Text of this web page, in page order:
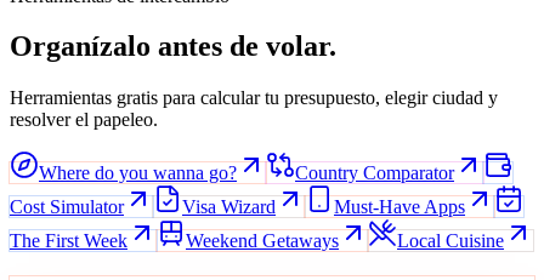
Organízalo antes de volar.
Herramientas gratis para calcular tu presupuesto, elegir ciudad y
resolver el papeleo.
Where do you wanna go?
Country Comparator
Cost Simulator
Visa Wizard
Must-Have Apps
The First Week
Weekend Getaways Local Cuisine